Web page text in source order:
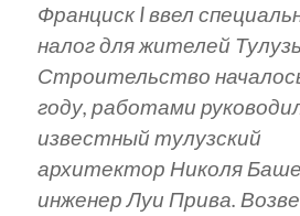
Франциск I ввел
налог для жителей
Строительство
году, работами
известный тулузский
архитектор Николя
инженер Луи Прива.